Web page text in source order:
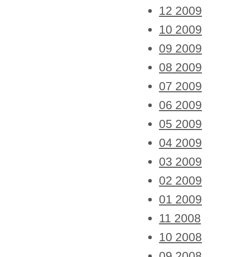
12 2009
10 2009
09 2009
08 2009
07 2009
06 2009
05 2009
04 2009
03 2009
02 2009
01 2009
11 2008
10 2008